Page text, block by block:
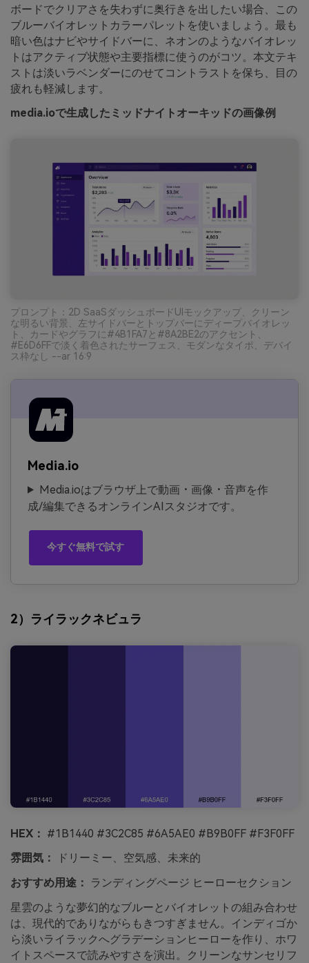
ボードでクリアさを失わずに奥行きを出したい場合、この
ブルーバイオレットカラーパレットを使いましょう。最も
暗い色はナビやサイドバーに、ネオンのようなバイオレッ
トはアクティブ状態や主要指標に使うのがコツ。本文テキ
ストは淡いラベンダーにのせてコントラストを保ち、目の
疲れも軽減します。
media.ioで生成したミッドナイトオーキッドの画像例
プロンプト：2D SaaSダッシュボードUIモックアップ、クリーン
な明るい背景、左サイドバーとトップバーにディープバイオレッ
ト、カードやグラフに#4B1FA7と#8A2BE2のアクセント、
#E6D6FFで淡く着色されたサーフェス、モダンなタイポ、デバイ
ス枠なし --ar 16:9
Media.io
Media.ioはブラウザ上で動画・画像・音声を作
成/編集できるオンラインAIスタジオです。
今すぐ無料で試す
2）ライラックネビュラ
HEX： #1B1440 #3C2C85 #6A5AE0 #B9B0FF #F3F0FF
雰囲気：
ドリーミー、空気感、未来的
おすすめ用途：
ランディングページ ヒーローセクション
星雲のような夢幻的なブルーとバイオレットの組み合わせ
は、現代的でありながらもきつすぎません。インディゴか
ら淡いライラックへグラデーションヒーローを作り、ホワ
イトスペースで読みやすさを演出。クリーンなサンセリフ